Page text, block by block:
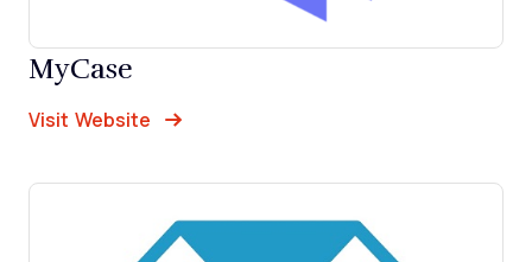
MyCase
Visit Website Opens New Window